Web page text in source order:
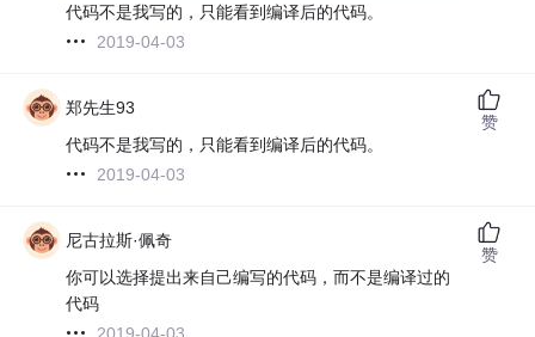
代码不是我写的，只能看到编译后的代码。
2019-04-03
郑先生93
代码不是我写的，只能看到编译后的代码。
2019-04-03
赞
尼古拉斯·佩奇
你可以选择提出来自己编写的代码，而不是编译过的
代码
赞